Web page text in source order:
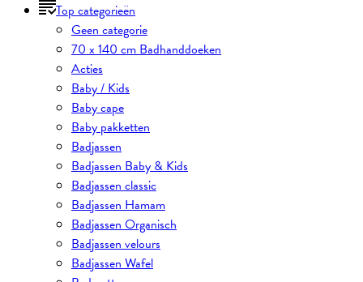
Top categorieën
Geen categorie
70 x 140 cm Badhanddoeken
Acties
Baby / Kids
Baby cape
Baby pakketten
Badjassen
Badjassen Baby & Kids
Badjassen classic
Badjassen Hamam
Badjassen Organisch
Badjassen velours
Badjassen Wafel